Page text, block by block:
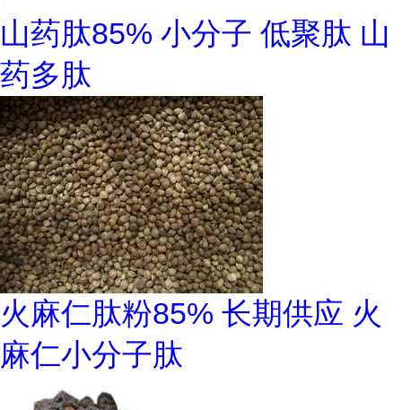
山药肽85% 小分子 低聚肽 山
药多肽
火麻仁肽粉85% 长期供应 火
麻仁小分子肽